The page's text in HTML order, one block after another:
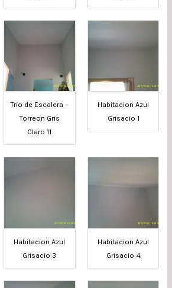
Trio de Escalera –
Torreon Gris
Claro 11
Habitacion Azul
Grisacio 1
Habitacion Azul
Grisacio 3
Habitacion Azul
Grisacio 4